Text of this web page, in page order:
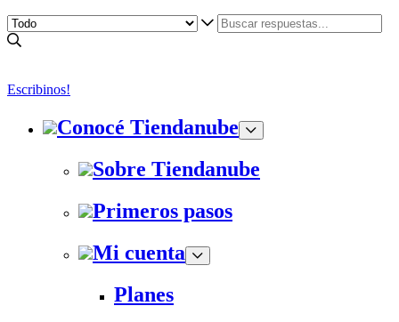
Escribinos!
Conocé Tiendanube
Sobre Tiendanube
Primeros pasos
Mi cuenta
Planes